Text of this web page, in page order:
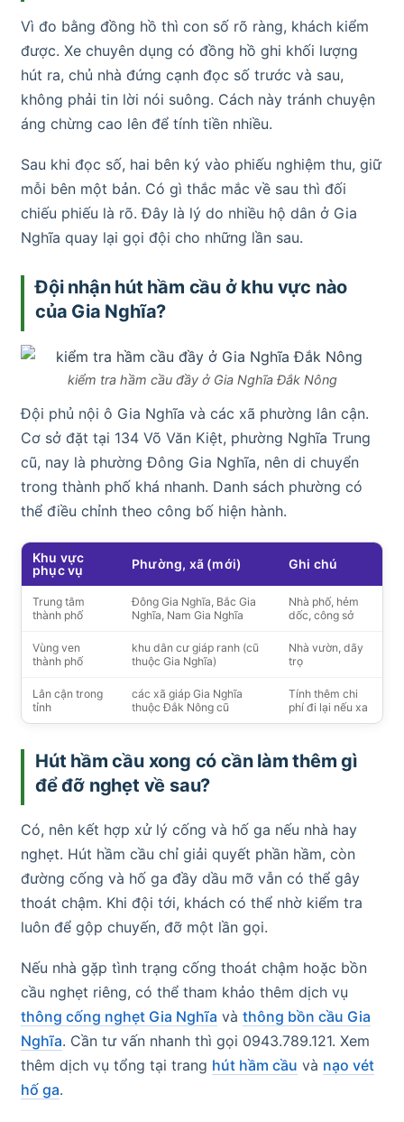
Vì đo bằng đồng hồ thì con số rõ ràng, khách kiểm
được. Xe chuyên dụng có đồng hồ ghi khối lượng
hút ra, chủ nhà đứng cạnh đọc số trước và sau,
không phải tin lời nói suông. Cách này tránh chuyện
áng chừng cao lên để tính tiền nhiều.
Sau khi đọc số, hai bên ký vào phiếu nghiệm thu, giữ
mỗi bên một bản. Có gì thắc mắc về sau thì đối
chiếu phiếu là rõ. Đây là lý do nhiều hộ dân ở Gia
Nghĩa quay lại gọi đội cho những lần sau.
Đội nhận hút hầm cầu ở khu vực nào
của Gia Nghĩa?
kiểm tra hầm cầu đầy ở Gia Nghĩa Đắk Nông
Đội phủ nội ô Gia Nghĩa và các xã phường lân cận.
Cơ sở đặt tại 134 Võ Văn Kiệt, phường Nghĩa Trung
cũ, nay là phường Đông Gia Nghĩa, nên di chuyển
trong thành phố khá nhanh. Danh sách phường có
thể điều chỉnh theo công bố hiện hành.
Khu vực
phục vụ
Phường, xã (mới) Ghi chú
Trung tâm
thành phố
Đông Gia Nghĩa, Bắc Gia
Nghĩa, Nam Gia Nghĩa
Nhà phố, hẻm
dốc, công sở
Vùng ven
thành phố
khu dân cư giáp ranh (cũ
thuộc Gia Nghĩa)
Nhà vườn, dãy
trọ
Lân cận trong
tỉnh
các xã giáp Gia Nghĩa
thuộc Đắk Nông cũ
Tính thêm chi
phí đi lại nếu xa
Hút hầm cầu xong có cần làm thêm gì
để đỡ nghẹt về sau?
Có, nên kết hợp xử lý cống và hố ga nếu nhà hay
nghẹt. Hút hầm cầu chỉ giải quyết phần hầm, còn
đường cống và hố ga đầy dầu mỡ vẫn có thể gây
thoát chậm. Khi đội tới, khách có thể nhờ kiểm tra
luôn để gộp chuyến, đỡ một lần gọi.
Nếu nhà gặp tình trạng cống thoát chậm hoặc bồn
cầu nghẹt riêng, có thể tham khảo thêm dịch vụ
thông cống nghẹt Gia Nghĩa và thông bồn cầu Gia
Nghĩa. Cần tư vấn nhanh thì gọi 0943.789.121. Xem
thêm dịch vụ tổng tại trang hút hầm cầu và nạo vét
hố ga.